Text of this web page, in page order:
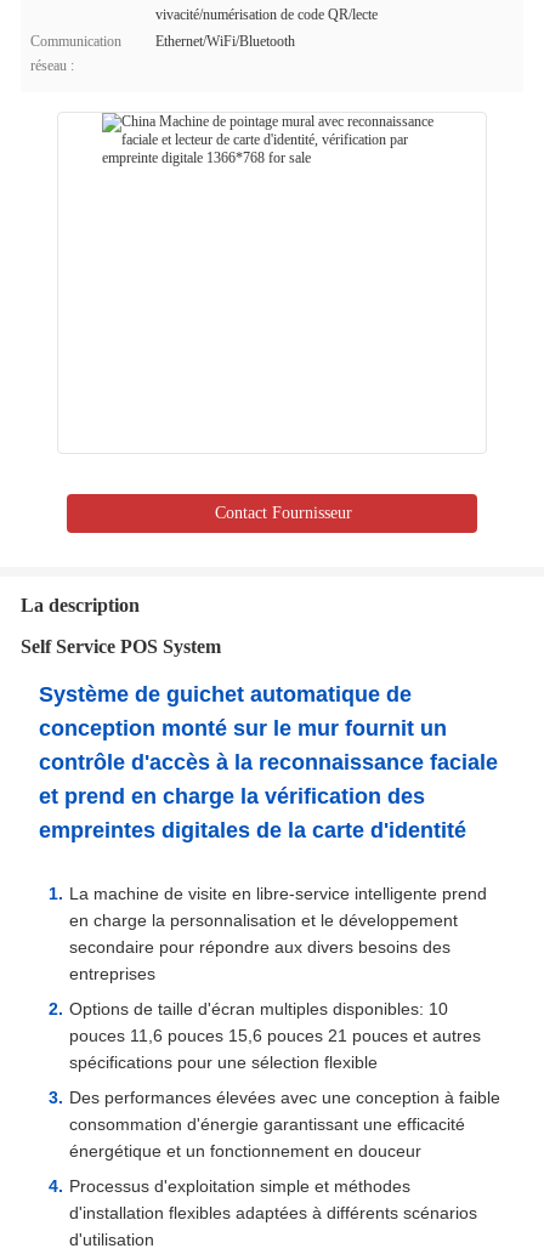
vivacité/numérisation de code QR/lecte
Communication
réseau :
Ethernet/WiFi/Bluetooth
Contact Fournisseur
La description
Self Service POS System
Système de guichet automatique de
conception monté sur le mur fournit un
contrôle d'accès à la reconnaissance faciale
et prend en charge la vérification des
empreintes digitales de la carte d'identité
La machine de visite en libre-service intelligente prend
en charge la personnalisation et le développement
secondaire pour répondre aux divers besoins des
entreprises
Options de taille d'écran multiples disponibles: 10
pouces 11,6 pouces 15,6 pouces 21 pouces et autres
spécifications pour une sélection flexible
Des performances élevées avec une conception à faible
consommation d'énergie garantissant une efficacité
énergétique et un fonctionnement en douceur
Processus d'exploitation simple et méthodes
d'installation flexibles adaptées à différents scénarios
d'utilisation